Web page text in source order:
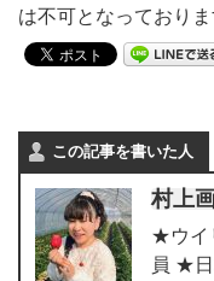
は不可となっておりま
この記事を書いた人
村上
★ウイ
員 ★